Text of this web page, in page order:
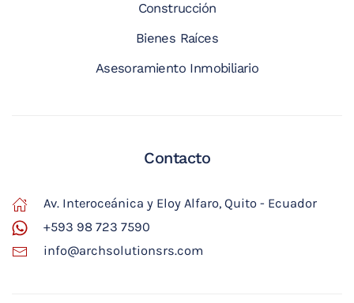
Construcción
Bienes Raíces
Asesoramiento Inmobiliario
Contacto
Av. Interoceánica y Eloy Alfaro, Quito - Ecuador
+593 98 723 7590
info@archsolutionsrs.com